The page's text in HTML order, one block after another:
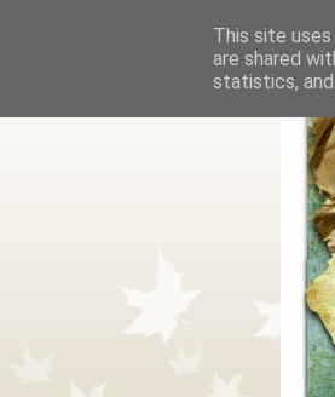
This site
are shared
statistics,